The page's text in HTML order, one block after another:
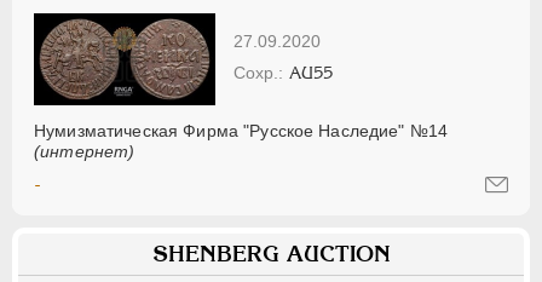
27.09.2020
Нумизматическая Фирма "Русское Наследие" №14
(интернет)
AU55
-
SHENBERG AUCTION